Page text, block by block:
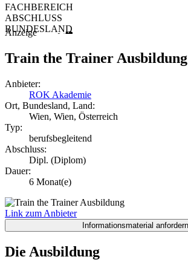
FACHBEREICH
ABSCHLUSS
BUNDESLAND
Anzeige
Train the Trainer Ausbildung
Anbieter:
ROK Akademie
Ort, Bundesland, Land:
Wien, Wien, Österreich
Typ:
berufsbegleitend
Abschluss:
Dipl. (Diplom)
Dauer:
6 Monat(e)
Link zum Anbieter
Die Ausbildung